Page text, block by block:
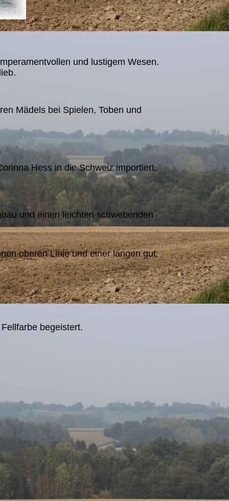
und lustigem Wesen.
Mädels bei Spielen, Toben und
Hess in die Schweiz importiert.
und einen leichten schwebenden
oberen Linie und einer langen gut
begeistert.